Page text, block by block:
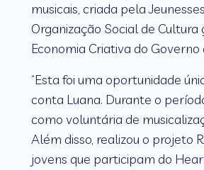
musicais, criada pela
Organização Social de
Economia Criativa do
“Esta foi uma oportunidade
conta Luana. Durante o
como voluntária de
Além disso, realizou o projeto
jovens que participam do